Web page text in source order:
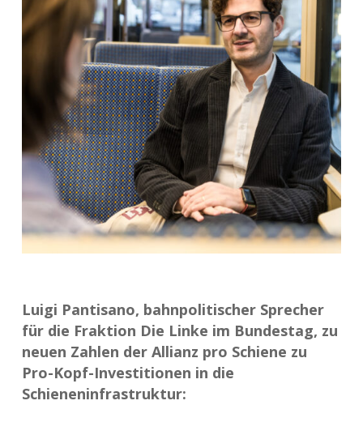
Luigi Pantisano, bahnpolitischer Sprecher
für die Fraktion Die Linke im Bundestag, zu
neuen Zahlen der Allianz pro Schiene zu
Pro-Kopf-Investitionen in die
Schieneninfrastruktur: